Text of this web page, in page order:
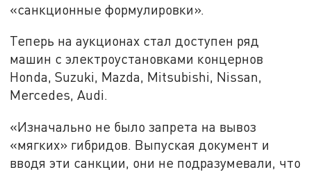
«санкционные формулировки».
Теперь на аукционах стал доступен ряд
машин с электроустановками концернов
Honda, Suzuki, Mazda, Mitsubishi, Nissan,
Mercedes, Audi.
«Изначально не было запрета на вывоз
«мягких» гибридов. Выпуская документ и
вводя эти санкции, они не подразумевали, что